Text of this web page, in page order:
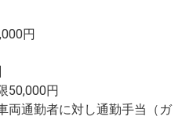
円
50,000円
両通勤者に対し通勤手当（ガ